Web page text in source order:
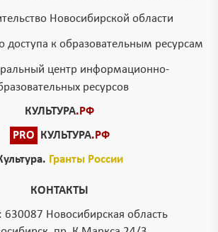
Новосибирской области
доступа к образовательным ресурсам
центр информационно-
ресурсов
КУЛЬТУРА.РФ
PRO
КУЛЬТУРА.РФ
Гранты России
КОНТАКТЫ
630087 Новосибирская область